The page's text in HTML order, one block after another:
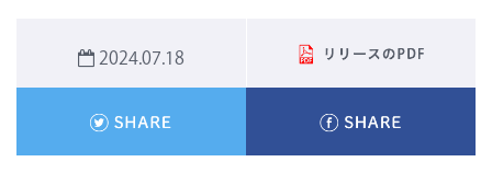
2024.07.18